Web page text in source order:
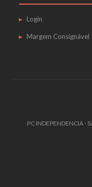
Login
Margem Consignável
PC INDEPENDENCIA -